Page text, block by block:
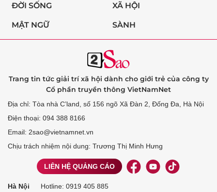
ĐỜI SỐNG XÃ HỘI
MẬT NGỮ SÀNH
Trang tin tức giải trí xã hội dành cho giới trẻ của công ty
Cổ phần truyền thông VietNamNet
Địa chỉ: Tòa nhà C’land, số 156 ngõ Xã Đàn 2, Đống Đa, Hà Nội
Điện thoại: 094 388 8166
Email: 2sao@vietnamnet.vn
Chịu trách nhiệm nội dung: Trương Thị Minh Hưng
LIÊN HỆ QUẢNG CÁO
Hà Nội Hotline: 0919 405 885